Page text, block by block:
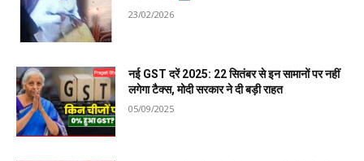
23/02/2026
नई GST दरें 2025: 22 सितंबर से इन सामानों पर नहीं
लगेगा टैक्स, मोदी सरकार ने दी बड़ी राहत
05/09/2025